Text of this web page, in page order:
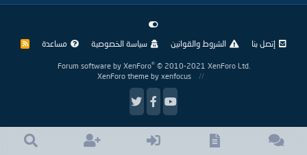
إتصل بنا الشروط والقوانين سياسة الخصوصية مساعدة
R
Forum software by XenForo® © 2010-2021 XenForo Ltd.
XenForo theme by xenfocus